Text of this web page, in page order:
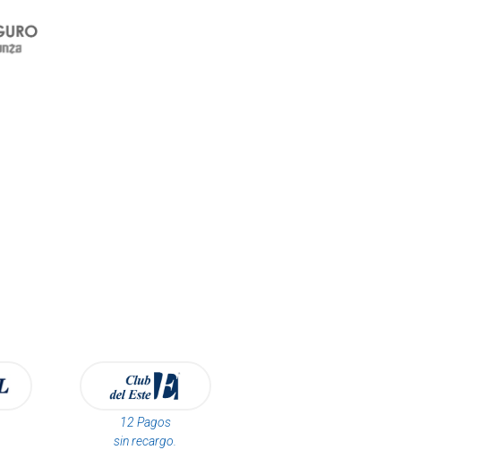
12 Pagos
sin recargo.